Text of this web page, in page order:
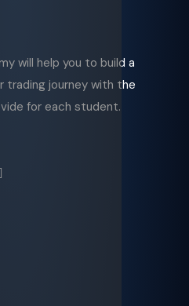
will help you to build a
trading journey with the
for each student.